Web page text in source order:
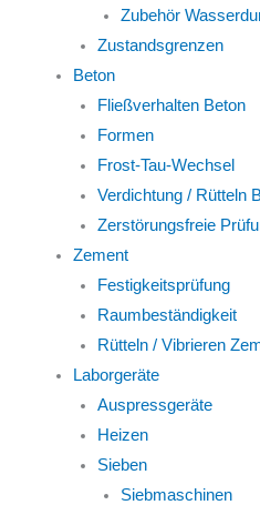
Zubehör
Zustandsgrenzen
Beton
Fließverhalten Beton
Formen
Frost-Tau-Wechsel
Verdichtung / Rütteln
Zerstörungsfreie
Zement
Festigkeitsprüfung
Raumbeständigkeit
Rütteln / Vibrieren
Laborgeräte
Auspressgeräte
Heizen
Sieben
Siebmaschinen